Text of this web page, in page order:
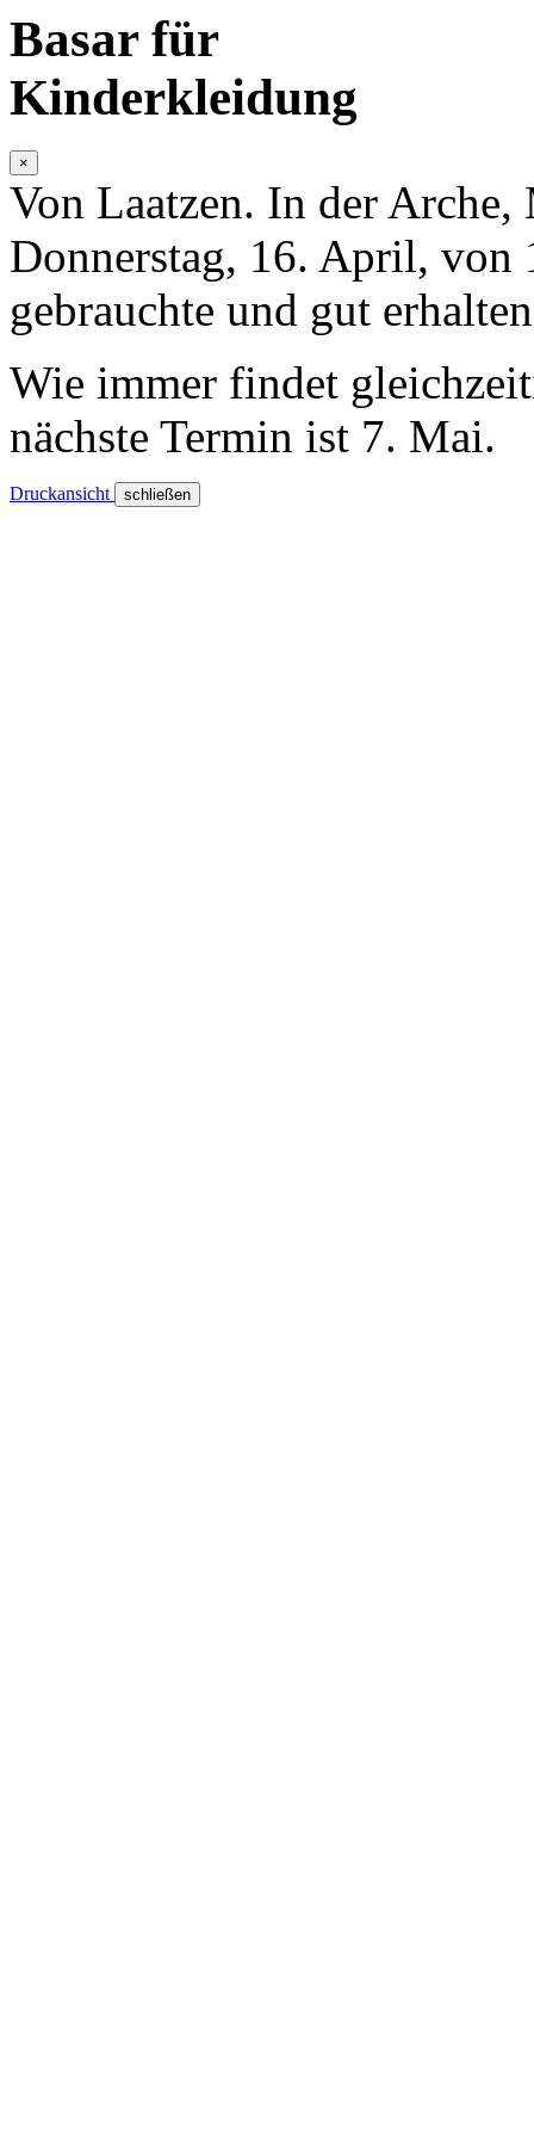
Basar für
Kinderkleidung
×
Von Laatzen. In der Arche,
Donnerstag, 16. April, von
gebrauchte und gut
Wie immer findet
nächste Termin ist 7. Mai.
Druckansicht schließen